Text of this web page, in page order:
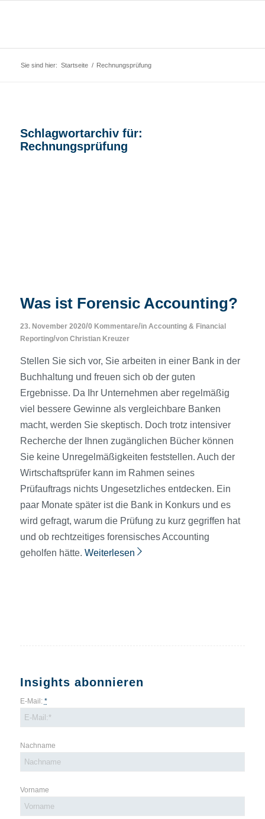
Sie sind hier: Startseite / Rechnungsprüfung
Schlagwortarchiv für:
Rechnungsprüfung
Was ist Forensic Accounting?
23. November 2020/0 Kommentare/in Accounting & Financial
Reporting/von Christian Kreuzer
Stellen Sie sich vor, Sie arbeiten in einer Bank in der
Buchhaltung und freuen sich ob der guten
Ergebnisse. Da Ihr Unternehmen aber regelmäßig
viel bessere Gewinne als vergleichbare Banken
macht, werden Sie skeptisch. Doch trotz intensiver
Recherche der Ihnen zugänglichen Bücher können
Sie keine Unregelmäßigkeiten feststellen. Auch der
Wirtschaftsprüfer kann im Rahmen seines
Prüfauftrags nichts Ungesetzliches entdecken. Ein
paar Monate später ist die Bank in Konkurs und es
wird gefragt, warum die Prüfung zu kurz gegriffen hat
und ob rechtzeitiges forensisches Accounting
geholfen hätte. Weiterlesen
Insights abonnieren
E-Mail: *
Nachname
Vorname